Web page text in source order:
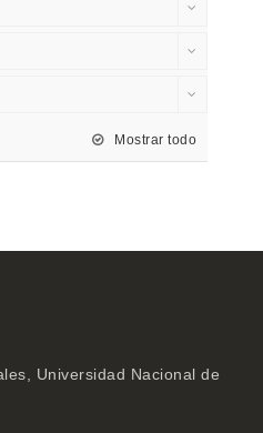
Mostrar todo
Universidad Nacional de